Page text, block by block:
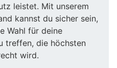
leistet. Mit unserem
kannst du sicher sein,
Wahl für deine
treffen, die höchsten
wird.